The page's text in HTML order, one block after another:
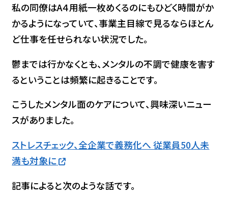
私の同僚はA４用紙一枚めくるのにもひどく時間がか
かるようになっていて、事業主目線で見るならほとん
ど仕事を任せられない状況でした。
鬱までは行かなくとも、メンタルの不調で健康を害す
るということは頻繁に起きることです。
こうしたメンタル面のケアについて、興味深いニュー
スがありました。
ストレスチェック、全企業で義務化へ 従業員50人未
満も対象に
記事によると次のような話です。